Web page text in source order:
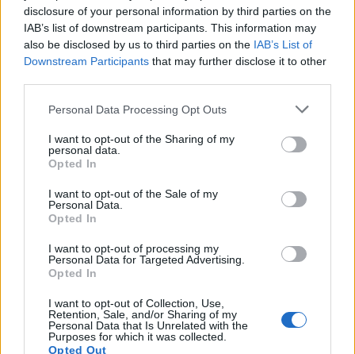
disclosure of your personal information by third parties on the
IAB’s list of downstream participants. This information may
also be disclosed by us to third parties on the IAB’s List of
Downstream Participants that may further disclose it to other
Personal Data Processing Opt Outs
I want to opt-out of the Sharing of my
personal data.
Opted In
I want to opt-out of the Sale of my
Personal Data.
Opted In
I want to opt-out of processing my
Personal Data for Targeted Advertising.
Opted In
I want to opt-out of Collection, Use,
Retention, Sale, and/or Sharing of my
Personal Data that Is Unrelated with the
Purposes for which it was collected.
Opted Out
ΕΙΔΗΣΕΙΣ 07 Αυγούστου 2026 19:33
ΙΣΑ: «Καμπανάκι» για τον ιό του Δυτικού Νείλου στην
Αττική – Τι ζητά από τις Αρχές
ΔΙΑΤΡΟΦΗ 07 Αυγούστου 2026
«γεμίσει» σίδηρο τα παιδιά, χωρίς παρενέργειες